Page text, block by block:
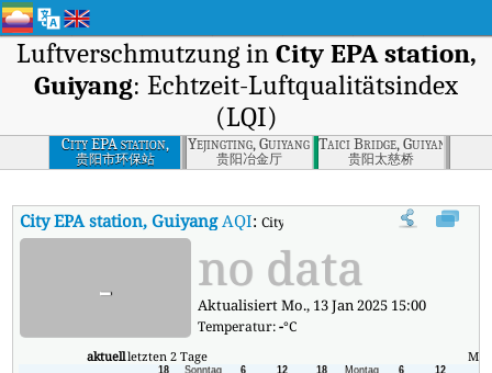
Luftverschmutzung in City EPA station,
Guiyang: Echtzeit-Luftqualitätsindex
(LQI)
City EPA station,
Guiyang
贵阳市环保站
Yejingting, Guiyang
贵阳冶金厅
Taici Bridge, Guiyang
贵阳太慈桥
City EPA station, GuiyangAQI:City EPA station, Guiyang Echtzeit-
- no data
Aktualisiert Mo., 13 Jan 2025 15:00
Temperatur:-°C
aktuellletzten 2 Tage